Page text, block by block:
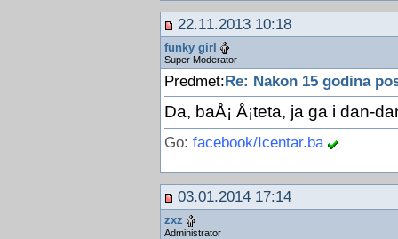
22.11.2013 10:18
funky girl
Super Moderator
Predmet: Re: Nakon 15 godina
Da, baÅ¡ Å¡teta, ja ga i dan-
Go: facebook/Icentar.ba
03.01.2014 17:14
zxz
Administrator